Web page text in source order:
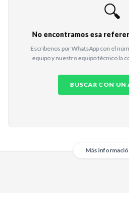
🔍
No encontramos esa
Escríbenos por WhatsApp con el
equipo y nuestro equipo técnico la
BUSCAR CON UN
Más